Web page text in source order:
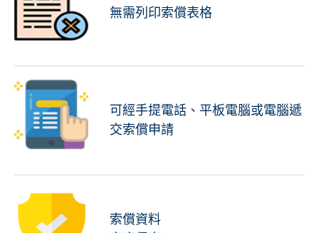
無需列印索償表格
可經手提電話、平板電腦或電腦遞
交索償申請
索償資料